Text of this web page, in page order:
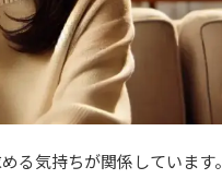
る気持ちが関係しています。